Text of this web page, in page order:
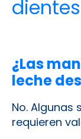
¿Las
No. Algunas
requieren
¿Las